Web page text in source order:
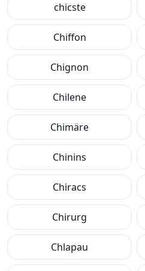
chicste
Chiffon
Chignon
Chilene
Chimäre
Chinins
Chiracs
Chirurg
Chlapau